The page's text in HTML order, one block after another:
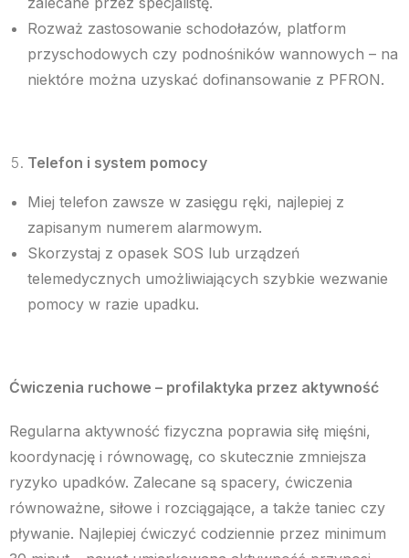
Rozważ zastosowanie schodołazów, platform
przyschodowych czy podnośników wannowych – na
niektóre można uzyskać dofinansowanie z PFRON.
Telefon i system pomocy
Miej telefon zawsze w zasięgu ręki, najlepiej z
zapisanym numerem alarmowym.
Skorzystaj z opasek SOS lub urządzeń
telemedycznych umożliwiających szybkie wezwanie
pomocy w razie upadku.
Ćwiczenia ruchowe – profilaktyka przez aktywność
Regularna aktywność fizyczna poprawia siłę mięśni,
koordynację i równowagę, co skutecznie zmniejsza
ryzyko upadków. Zalecane są spacery, ćwiczenia
równoważne, siłowe i rozciągające, a także taniec czy
pływanie. Najlepiej ćwiczyć codziennie przez minimum